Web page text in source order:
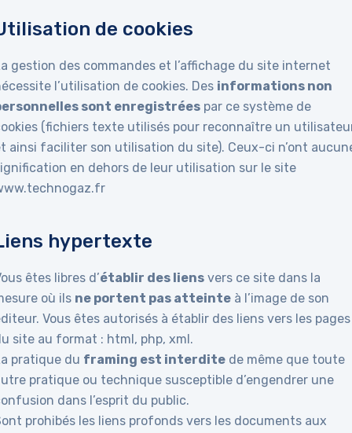
de cookies
gestion des commandes et l’affichage du site internet
l’utilisation de cookies. Des informations non
sont enregistrées par ce système de
(fichiers texte utilisés pour reconnaître un
ainsi faciliter son utilisation du site). Ceux-ci n’ont
en dehors de leur utilisation sur le site
hypertexte
êtes libres d’établir des liens vers ce site dans la
où ils ne portent pas atteinte à l’image de son
Vous êtes autorisés à établir des liens vers les pages
site au format : html, php, xml.
pratique du framing est interdite de même que toute
pratique ou technique susceptible d’engendrer une
dans l’esprit du public.
prohibés les liens profonds vers les documents aux